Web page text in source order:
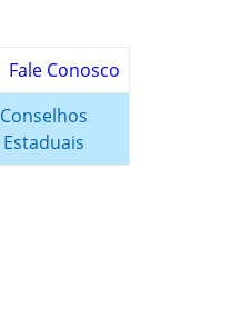
Fale Conosco
Conselhos
Estaduais